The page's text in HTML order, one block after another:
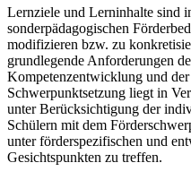
Lernziele und Lerninhalte sind
sonderpädagogischen
modifizieren bzw. zu
grundlegende Anforderungen
Kompetenzentwicklung und
Schwerpunktsetzung liegt in
unter Berücksichtigung der
Schülern mit dem
unter förderspezifischen und
Gesichtspunkten zu treffen.